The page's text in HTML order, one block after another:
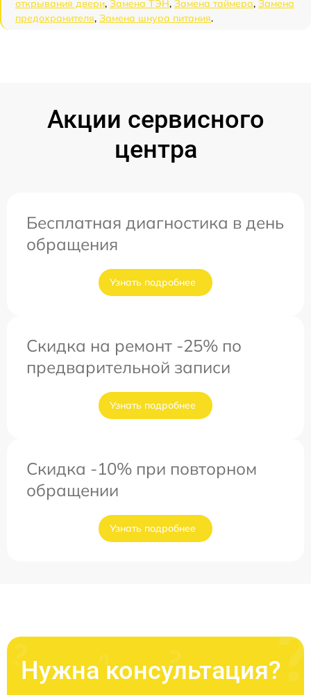
открывания двери, Замена ТЭН, Замена таймера, Замена
предохранителя, Замена шнура питания.
Акции сервисного
центра
Бесплатная диагностика в день
обращения
Узнать подробнее
Скидка на ремонт -25% по
предварительной записи
Узнать подробнее
Скидка -10% при повторном
обращении
Узнать подробнее
Нужна консультация?